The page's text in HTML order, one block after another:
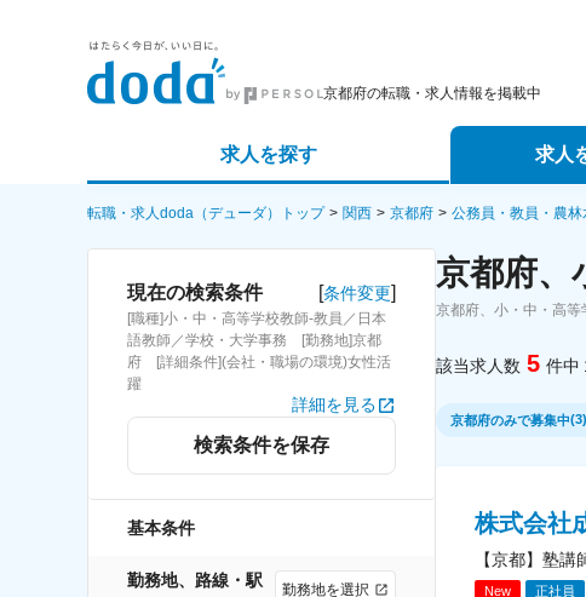
京都府の転職・求人情報を掲載中
求人を探す
詳細条件から探す
求人特集から探す
求人
エージェント
スカウトサー
転職・求人doda（デューダ）トップ 関西 京都府 公務員・教員・農
現在の検索条件 [条件変更]
[職種]小・中・高等学校教師-教員／日本
語教師／学校・大学事務 [勤務地]京都
府 [詳細条件](会社・職場の環境)女性活
躍
詳細を見る
検索条件を保存
基本条件
勤務地、路線・駅 勤務地を選択
京都府、
京都府、小・中・高
該当求人数 5 件中
京都府のみで募集中(3)
株式会社
【京都】塾
New 正社員